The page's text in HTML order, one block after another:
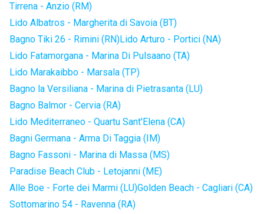
Tirrena - Anzio (RM)
Lido Albatros - Margherita di Savoia (BT)
Bagno Tiki 26 - Rimini (RN)Lido Arturo - Portici (NA)
Lido Fatamorgana - Marina Di Pulsaano (TA)
Lido Marakaibbo - Marsala (TP)
Bagno la Versiliana - Marina di Pietrasanta (LU)
Bagno Balmor - Cervia (RA)
Lido Mediterraneo - Quartu Sant'Elena (CA)
Bagni Germana - Arma Di Taggia (IM)
Bagno Fassoni - Marina di Massa (MS)
Paradise Beach Club - Letojanni (ME)
Alle Boe - Forte dei Marmi (LU)Golden Beach - Cagliari (CA)
Sottomarino 54 - Ravenna (RA)